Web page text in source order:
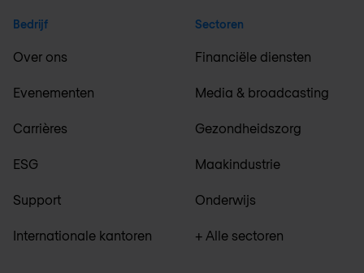
Bedrijf
Over ons
Evenementen
Carrières
ESG
Support
Internationale kantoren
Sectoren
Financiële diensten
Media & broadcasting
Gezondheidszorg
Maakindustrie
Onderwijs
+ Alle sectoren